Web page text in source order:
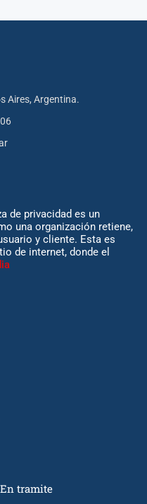
Aires, Argentina.
de privacidad es un
una organización retiene,
y cliente. Esta es
de internet, donde el
tramite